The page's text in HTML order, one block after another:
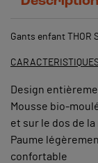
Gants enfant THOR
Design
Mousse bio-
et sur le dos de la
Paume
confortable